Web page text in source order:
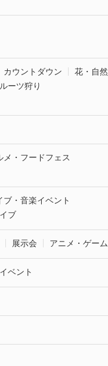
カウントダウン
花・自然
ーツ狩り
メ・フードフェス
ブ・音楽イベント
ブ
展示会 アニメ・ゲーム
ベント